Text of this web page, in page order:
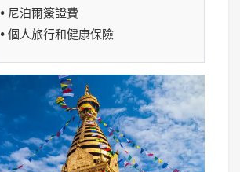
• 尼泊爾簽證費
• 個人旅行和健康保險